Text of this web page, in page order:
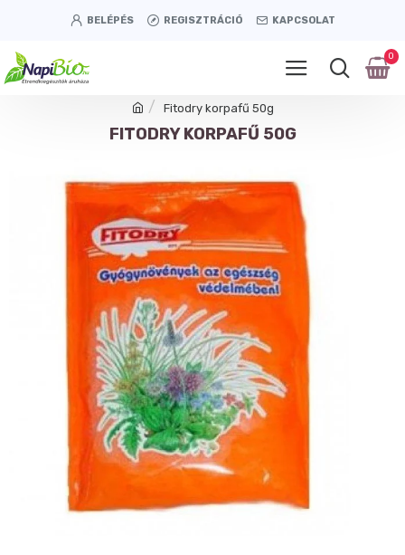
BELÉPÉS REGISZTRÁCIÓ KAPCSOLAT
0
Fitodry korpafű 50g
FITODRY KORPAFŰ 50G